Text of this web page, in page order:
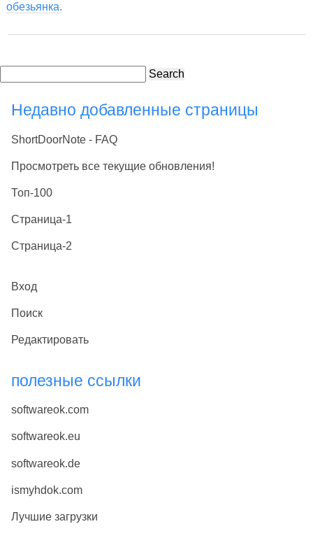
обезьянка.
Search
Недавно добавленные страницы
ShortDoorNote - FAQ
Просмотреть все текущие обновления!
Топ-100
Страница-1
Страница-2
Вход
Поиск
Редактировать
полезные ссылки
softwareok.com
softwareok.eu
softwareok.de
ismyhdok.com
Лучшие загрузки